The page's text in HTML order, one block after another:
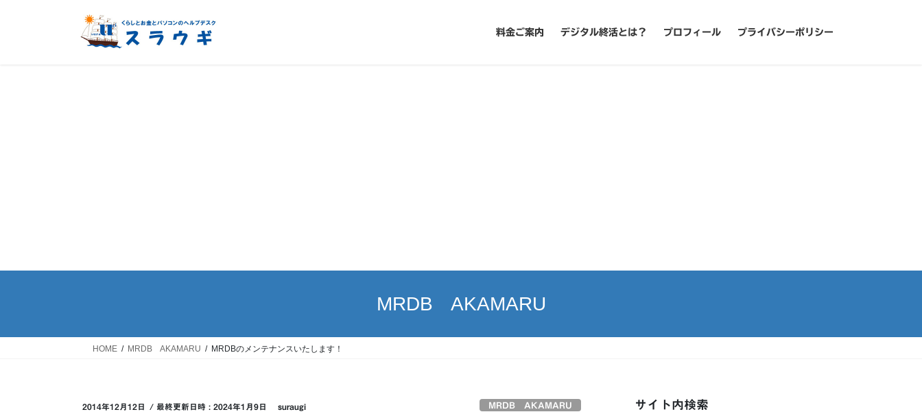
料金ご案内 デジタル終活とは？ プロフィール プライバシーポリシー
MRDB AKAMARU
HOME MRDB AKAMARU MRDBのメンテナンスいたします！
2014年12月12日 / 最終更新日時 : 2024年1月9日 suraugi MRDB AKAMARU サイト内検索